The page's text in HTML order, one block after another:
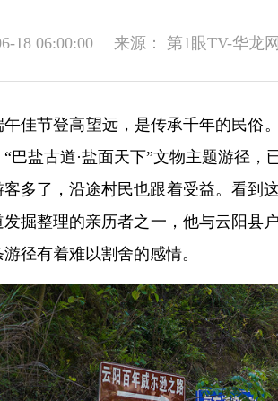
18 06:00:00 来源： 第1眼TV-华龙网
午佳节登高望远，是传承千年的民俗
“巴盐古道·盐面天下”文物主题游径
客多了，沿途村民也跟着受益。看到
发掘整理的亲历者之一，他与云阳县
径有着难以割舍的感情。